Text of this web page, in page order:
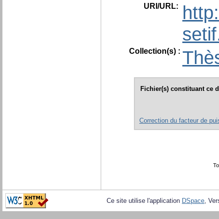
URI/URL:
Collection(s) :
Fichier(s) constituant ce
Correction du facteur de
Ce site utilise l'application DSpace,